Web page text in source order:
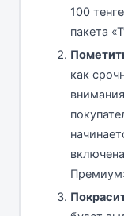
100
пакета
как